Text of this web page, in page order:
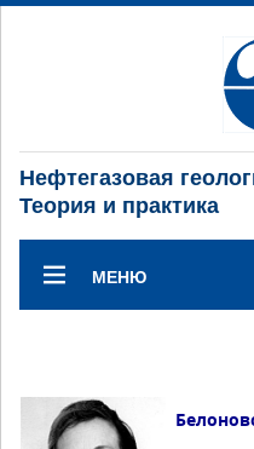
Нефтегазовая
Теория и практика
МЕНЮ